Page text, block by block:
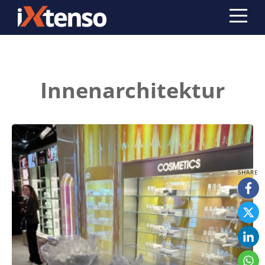
Innenarchitektur